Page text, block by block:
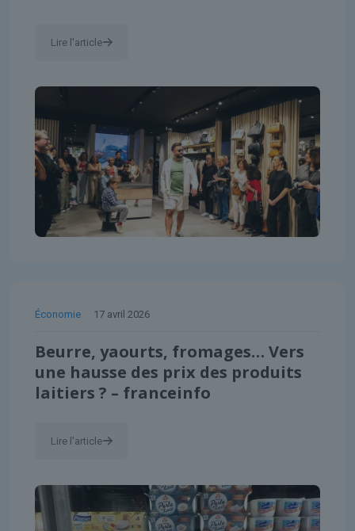
Lire l'article
Économie 17 avril 2026
Beurre, yaourts, fromages… Vers
une hausse des prix des produits
laitiers ? – franceinfo
Lire l'article